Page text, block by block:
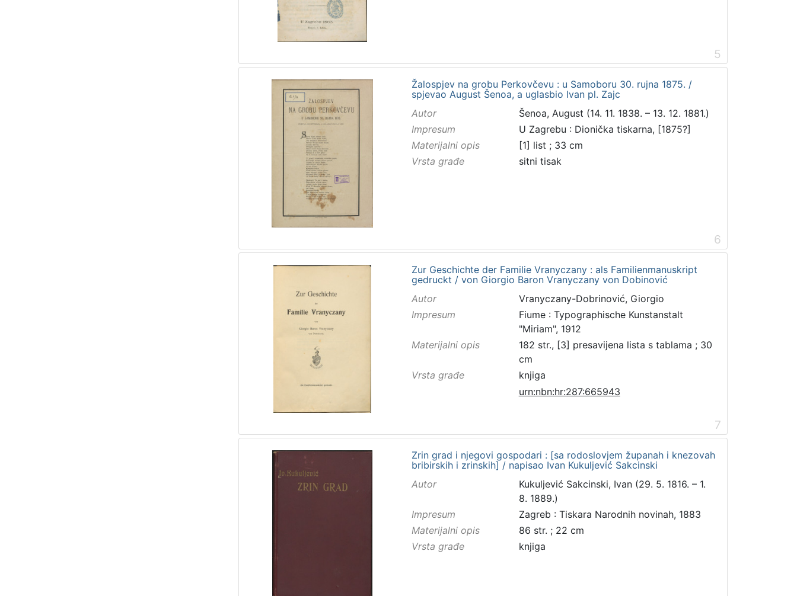
5
Žalospjev na grobu Perkovčevu : u Samoboru 30. rujna 1875. /
spjevao August Šenoa, a uglasbio Ivan pl. Zajc
Autor
Šenoa, August (14. 11. 1838. – 13. 12. 1881.)
Impresum
U Zagrebu : Dionička tiskarna, [1875?]
Materijalni opis
[1] list ; 33 cm
Vrsta građe
sitni tisak
6
Zur Geschichte der Familie Vranyczany : als Familienmanuskript
gedruckt / von Giorgio Baron Vranyczany von Dobinović
Autor
Vranyczany-Dobrinović, Giorgio
Impresum
Fiume : Typographische Kunstanstalt
"Miriam", 1912
Materijalni opis
182 str., [3] presavijena lista s tablama ; 30
cm
Vrsta građe
knjiga
urn:nbn:hr:287:665943
7
Zrin grad i njegovi gospodari : [sa rodoslovjem županah i knezovah
bribirskih i zrinskih] / napisao Ivan Kukuljević Sakcinski
Autor
Kukuljević Sakcinski, Ivan (29. 5. 1816. – 1.
8. 1889.)
Impresum
Zagreb : Tiskara Narodnih novinah, 1883
Materijalni opis
86 str. ; 22 cm
Vrsta građe
knjiga